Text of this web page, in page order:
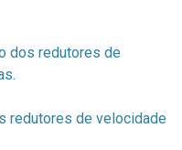
dos redutores de
redutores de velocidade